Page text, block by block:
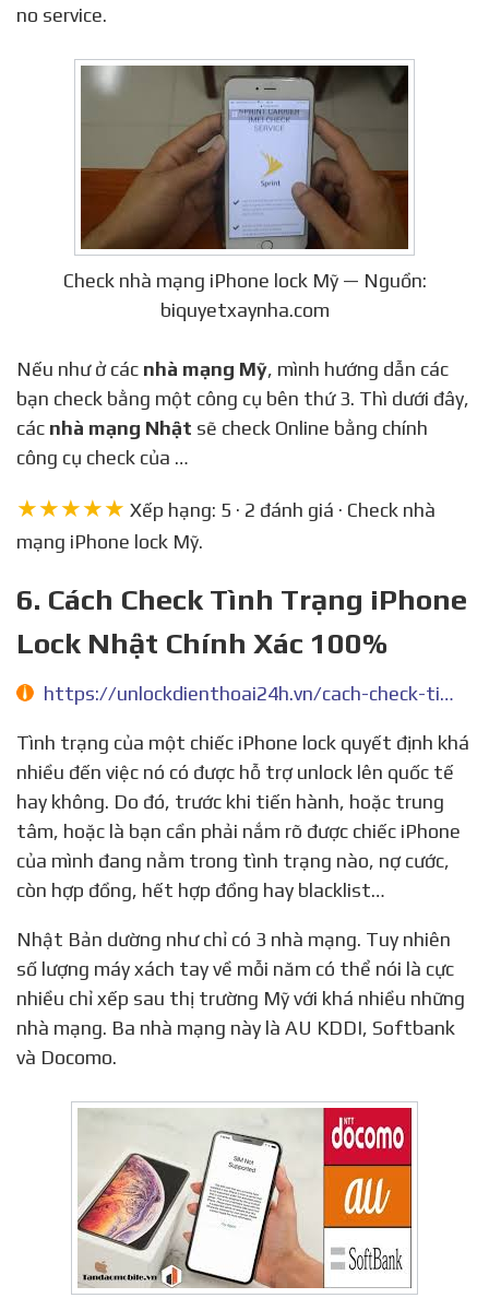
no service.
Check nhà mạng iPhone lock Mỹ — Nguồn:
biquyetxaynha.com
Nếu như ở các nhà mạng Mỹ, mình hướng dẫn các
bạn check bằng một công cụ bên thứ 3. Thì dưới đây,
các nhà mạng Nhật sẽ check Online bằng chính
công cụ check của …
★★★★★ Xếp hạng: 5 · 2 đánh giá · Check nhà
mạng iPhone lock Mỹ.
6. Cách Check Tình Trạng iPhone
Lock Nhật Chính Xác 100%
https://unlockdienthoai24h.vn/cach-check-tinh-trang-iphone-lock-nhat-chinh-xac-100/
Tình trạng của một chiếc iPhone lock quyết định khá
nhiều đến việc nó có được hỗ trợ unlock lên quốc tế
hay không. Do đó, trước khi tiến hành, hoặc trung
tâm, hoặc là bạn cần phải nắm rõ được chiếc iPhone
của mình đang nằm trong tình trạng nào, nợ cước,
còn hợp đồng, hết hợp đồng hay blacklist…
Nhật Bản dường như chỉ có 3 nhà mạng. Tuy nhiên
số lượng máy xách tay về mỗi năm có thể nói là cực
nhiều chỉ xếp sau thị trường Mỹ với khá nhiều những
nhà mạng. Ba nhà mạng này là AU KDDI, Softbank
và Docomo.